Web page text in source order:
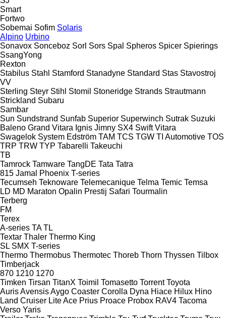
Smart
Fortwo
Sobemai Sofim Solaris
Alpino Urbino
Sonavox Sonceboz Sorl Sors Spal Spheros Spicer Spierings
SsangYong
Rexton
Stabilus Stahl Stamford Stanadyne Standard Stas Stavostroj
VV
Sterling Steyr Stihl Stomil Stoneridge Strands Strautmann
Strickland Subaru
Sambar
Sun Sundstrand Sunfab Superior Superwinch Sutrak Suzuki
Baleno Grand Vitara Ignis Jimny SX4 Swift Vitara
Swagelok System Edström TAM TCS TGW TI Automotive TOS
TRP TRW TYP Tabarelli Takeuchi
TB
Tamrock Tamware TangDE Tata Tatra
815 Jamal Phoenix T-series
Tecumseh Teknoware Telemecanique Telma Temic Temsa
LD MD Maraton Opalin Prestij Safari Tourmalin
Terberg
FM
Terex
A-series TA TL
Textar Thaler Thermo King
SL SMX T-series
Thermo Thermobus Thermotec Thoreb Thorn Thyssen Tilbox
Timberjack
870 1210 1270
Timken Tirsan TitanX Toimil Tomasetto Torrent Toyota
AurisAvensisAygo Coaster Corolla Dyna Hiace Hilux Hino
Land Cruiser Lite Ace Prius Proace Probox RAV4 Tacoma
Verso Yaris